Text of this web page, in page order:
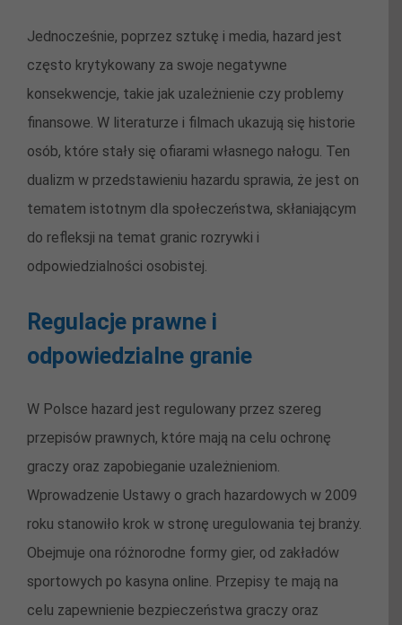
Jednocześnie, poprzez sztukę i media, hazard jest
często krytykowany za swoje negatywne
konsekwencje, takie jak uzależnienie czy problemy
finansowe. W literaturze i filmach ukazują się historie
osób, które stały się ofiarami własnego nałogu. Ten
dualizm w przedstawieniu hazardu sprawia, że jest on
tematem istotnym dla społeczeństwa, skłaniającym
do refleksji na temat granic rozrywki i
odpowiedzialności osobistej.
Regulacje prawne i
odpowiedzialne granie
W Polsce hazard jest regulowany przez szereg
przepisów prawnych, które mają na celu ochronę
graczy oraz zapobieganie uzależnieniom.
Wprowadzenie Ustawy o grach hazardowych w 2009
roku stanowiło krok w stronę uregulowania tej branży.
Obejmuje ona różnorodne formy gier, od zakładów
sportowych po kasyna online. Przepisy te mają na
celu zapewnienie bezpieczeństwa graczy oraz